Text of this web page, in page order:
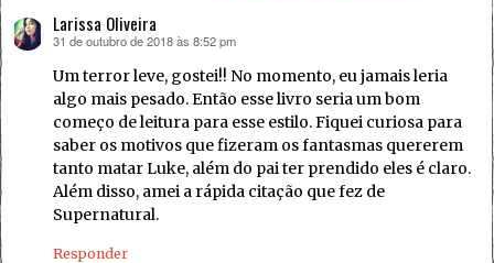
Larissa Oliveira
disse:
31 de outubro de 2018 às 8:52 pm
Um terror leve, gostei!! No momento, eu jamais leria
algo mais pesado. Então esse livro seria um bom
começo de leitura para esse estilo. Fiquei curiosa para
saber os motivos que fizeram os fantasmas quererem
tanto matar Luke, além do pai ter prendido eles é claro.
Além disso, amei a rápida citação que fez de
Supernatural.
Responder